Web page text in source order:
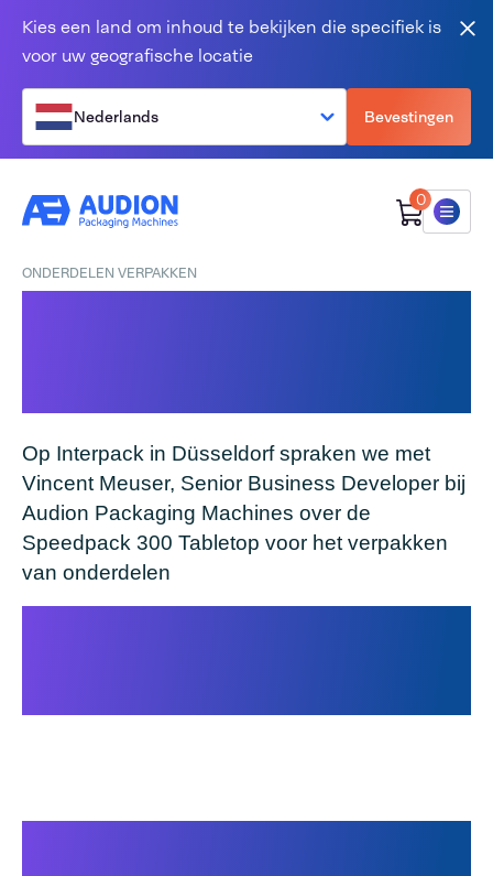
Kies een land om inhoud te bekijken die specifiek is
voor uw geografische locatie
Nederlands Bevestingen
0
Menu
ONDERDELEN VERPAKKEN
Op Interpack in Düsseldorf spraken we met
Vincent Meuser, Senior Business Developer bij
Audion Packaging Machines over de
Speedpack 300 Tabletop voor het verpakken
van onderdelen